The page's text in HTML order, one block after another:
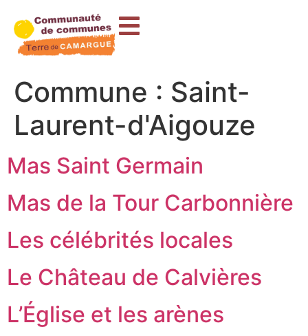
principal
Commune : Saint-
Laurent-d'Aigouze
Mas Saint Germain
Mas de la Tour Carbonnière
Les célébrités locales
Le Château de Calvières
L’Église et les arènes